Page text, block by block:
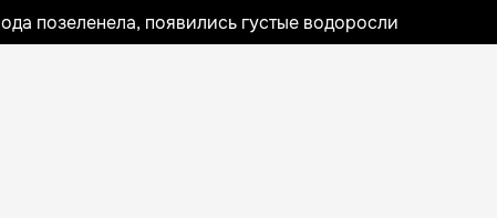
позеленела, появились густые водоросли